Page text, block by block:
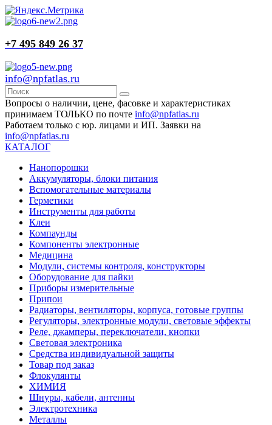
+7 495 849 26 37
info@npfatlas.ru
Вопросы о наличии, цене, фасовке и характеристиках
принимаем ТОЛЬКО по почте info@npfatlas.ru
Работаем только с юр. лицами и ИП. Заявки на
info@npfatlas.ru
КАТАЛОГ
Нанопорошки
Аккумуляторы, блоки питания
Вспомогательные материалы
Герметики
Инструменты для работы
Клеи
Компаунды
Компоненты электронные
Медицина
Модули, системы контроля, конструкторы
Оборудование для пайки
Приборы измерительные
Припои
Радиаторы, вентиляторы, корпуса, готовые группы
Регуляторы, электронные модули, световые эффекты
Реле, джамперы, переключатели, кнопки
Световая электроника
Средства индивидуальной защиты
Товар под заказ
Флокулянты
ХИМИЯ
Шнуры, кабели, антенны
Электротехника
Металлы